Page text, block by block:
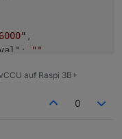
,
: ""
auf Raspi 3B+
0